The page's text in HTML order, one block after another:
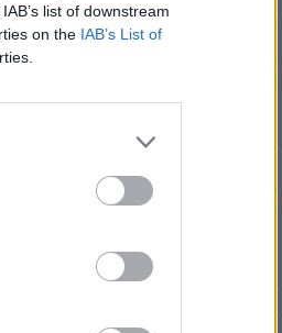
list of downstream
on the IAB’s List of